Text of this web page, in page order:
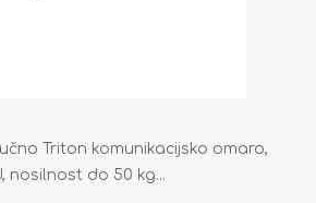
Triton komunikacijsko omaro,
nosilnost do 50 kg...